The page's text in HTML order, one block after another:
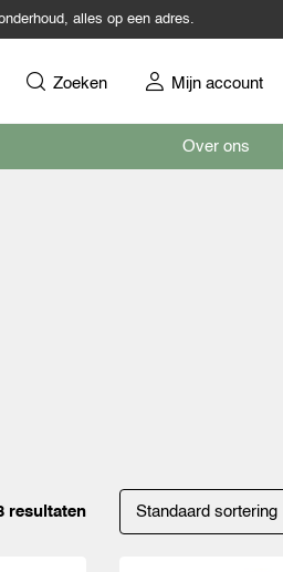
alles op een adres.
Zoeken Mijn account
Over ons
resultaten